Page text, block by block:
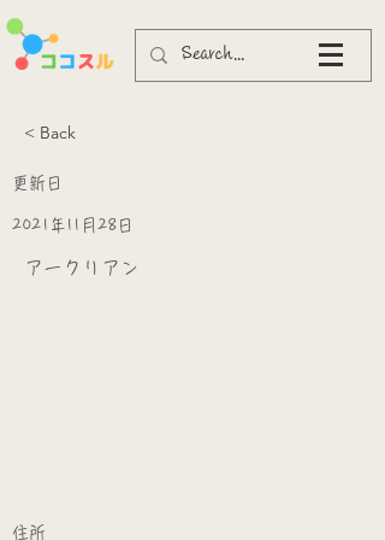
< Back
更新日
2021年11月28日
アークリアン
​ ​住所